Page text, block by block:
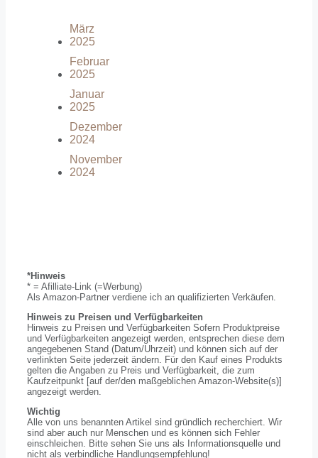
März
2025
Februar
2025
Januar
2025
Dezember
2024
November
2024
*Hinweis
* = Afilliate-Link (=Werbung)
Als Amazon-Partner verdiene ich an qualifizierten Verkäufen.
Hinweis zu Preisen und Verfügbarkeiten
Hinweis zu Preisen und Verfügbarkeiten Sofern Produktpreise
und Verfügbarkeiten angezeigt werden, entsprechen diese dem
angegebenen Stand (Datum/Uhrzeit) und können sich auf der
verlinkten Seite jederzeit ändern. Für den Kauf eines Produkts
gelten die Angaben zu Preis und Verfügbarkeit, die zum
Kaufzeitpunkt [auf der/den maßgeblichen Amazon-Website(s)]
angezeigt werden.
Wichtig
Alle von uns benannten Artikel sind gründlich recherchiert. Wir
sind aber auch nur Menschen und es können sich Fehler
einschleichen. Bitte sehen Sie uns als Informationsquelle und
nicht als verbindliche Handlungsempfehlung!